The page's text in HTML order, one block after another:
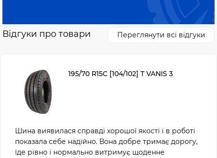
Відгуки про товари Переглянути всі відгуки
195/70 R15C [104/102] T VANIS 3
Шина виявилася справді хорошої якості і в роботі
показала себе надійно. Вона добре тримає дорогу,
їде рівно і нормально витримує щоденне